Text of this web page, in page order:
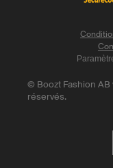
© Boozt Fashion AB
réservés.